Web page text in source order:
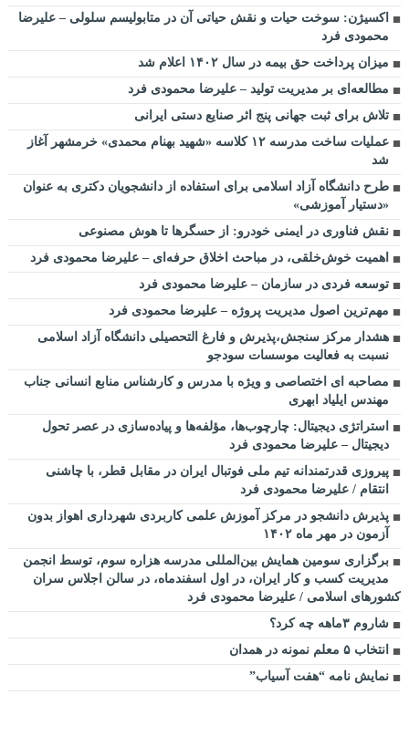
اکسیژن: سوخت حیات و نقش حیاتی آن در متابولیسم سلولی – علیرضا
محمودی فرد
میزان پرداخت حق بیمه در سال ۱۴۰۲ اعلام شد
مطالعه‌ای بر مدیریت تولید – علیرضا محمودی فرد
تلاش برای ثبت جهانی پنج اثر صنایع دستی ایرانی
عملیات ساخت مدرسه ۱۲ کلاسه «شهید بهنام محمدی» خرمشهر آغاز
شد
طرح دانشگاه آزاد اسلامی برای استفاده از دانشجویان دکتری به عنوان
«دستیار آموزشی»
نقش فناوری در ایمنی خودرو: از حسگرها تا هوش مصنوعی
اهمیت خوش‌خلقی، در مباحث اخلاق حرفه‌ای – علیرضا محمودی فرد
توسعه فردی در سازمان – علیرضا محمودی فرد
مهم‌ترین اصول مدیریت پروژه – علیرضا محمودی فرد
هشدار مرکز سنجش،پذیرش و فارغ التحصیلی دانشگاه آزاد اسلامی
نسبت به فعالیت موسسات سودجو
مصاحبه ای اختصاصی و ویژه با مدرس و کارشناس منابع انسانی جناب
مهندس ایلیاد ابهری
استراتژی دیجیتال: چارچوب‌ها، مؤلفه‌ها و پیاده‌سازی در عصر تحول
دیجیتال – علیرضا محمودی فرد
پیروزی قدرتمندانه تیم ملی فوتبال ایران در مقابل قطر، با چاشنی
انتقام / علیرضا محمودی فرد
پذیرش دانشجو در مرکز آموزش علمی کاربردی شهرداری اهواز بدون
آزمون در مهر ماه ۱۴۰۲
برگزاری سومین همایش بین‌المللی مدرسه هزاره سوم، توسط انجمن
مدیریت کسب و کار ایران، در اول اسفندماه، در سالن اجلاس سران
کشورهای اسلامی / علیرضا محمودی فرد
شاروم ۳ماهه چه کرد؟
انتخاب ۵ معلم نمونه در همدان
نمایش نامه “هفت آسیاب”